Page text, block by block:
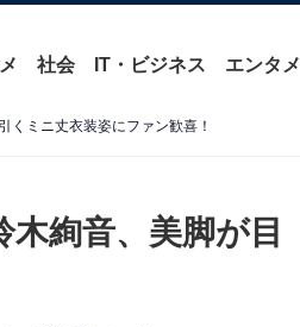
社会 IT・ビジネス エンタメ
くミニ丈衣装姿にファン歓喜！
木絢音、美脚が目